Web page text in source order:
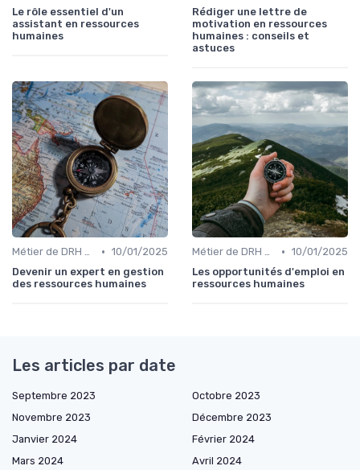
Le rôle essentiel d'un
assistant en ressources
humaines
Rédiger une lettre de
motivation en ressources
humaines : conseils et
astuces
Métier de DRH & responsabilités • 10/01/2025
Devenir un expert en gestion
des ressources humaines
Métier de DRH & responsabilités • 10/01/2025
Les opportunités d'emploi en
ressources humaines
Les articles par date
Septembre 2023
Octobre 2023
Novembre 2023
Décembre 2023
Janvier 2024
Février 2024
Mars 2024
Avril 2024